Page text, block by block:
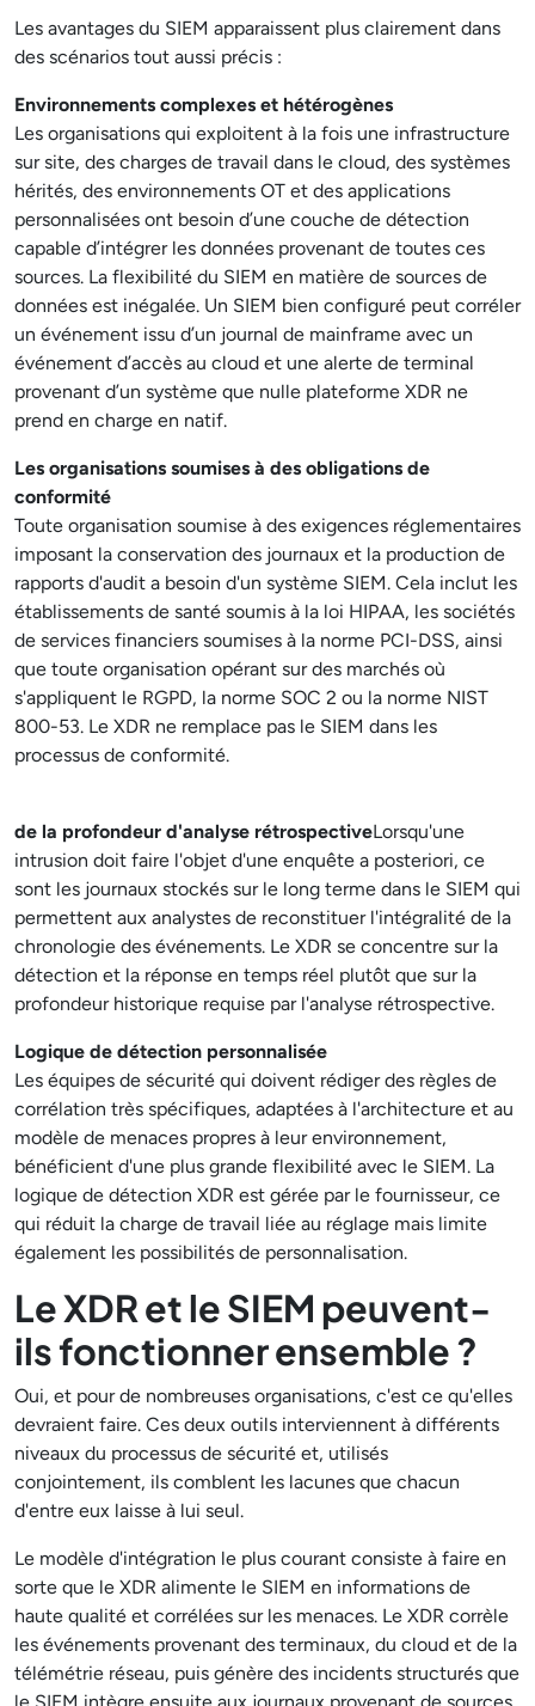
Les avantages du SIEM apparaissent plus clairement dans
des scénarios tout aussi précis :
Environnements complexes et hétérogènes
Les organisations qui exploitent à la fois une infrastructure
sur site, des charges de travail dans le cloud, des systèmes
hérités, des environnements OT et des applications
personnalisées ont besoin d’une couche de détection
capable d’intégrer les données provenant de toutes ces
sources. La flexibilité du SIEM en matière de sources de
données est inégalée. Un SIEM bien configuré peut corréler
un événement issu d’un journal de mainframe avec un
événement d’accès au cloud et une alerte de terminal
provenant d’un système que nulle plateforme XDR ne
prend en charge en natif.
Les organisations soumises à des obligations de
conformité
Toute organisation soumise à des exigences réglementaires
imposant la conservation des journaux et la production de
rapports d'audit a besoin d'un système SIEM. Cela inclut les
établissements de santé soumis à la loi HIPAA, les sociétés
de services financiers soumises à la norme PCI-DSS, ainsi
que toute organisation opérant sur des marchés où
s'appliquent le RGPD, la norme SOC 2 ou la norme NIST
800-53. Le XDR ne remplace pas le SIEM dans les
processus de conformité.
de la profondeur d'analyse rétrospectiveLorsqu'une
intrusion doit faire l'objet d'une enquête a posteriori, ce
sont les journaux stockés sur le long terme dans le SIEM qui
permettent aux analystes de reconstituer l'intégralité de la
chronologie des événements. Le XDR se concentre sur la
détection et la réponse en temps réel plutôt que sur la
profondeur historique requise par l'analyse rétrospective.
Logique de détection personnalisée
Les équipes de sécurité qui doivent rédiger des règles de
corrélation très spécifiques, adaptées à l'architecture et au
modèle de menaces propres à leur environnement,
bénéficient d'une plus grande flexibilité avec le SIEM. La
logique de détection XDR est gérée par le fournisseur, ce
qui réduit la charge de travail liée au réglage mais limite
également les possibilités de personnalisation.
Le XDR et le SIEM peuvent-
ils fonctionner ensemble ?
Oui, et pour de nombreuses organisations, c'est ce qu'elles
devraient faire. Ces deux outils interviennent à différents
niveaux du processus de sécurité et, utilisés
conjointement, ils comblent les lacunes que chacun
d'entre eux laisse à lui seul.
Le modèle d'intégration le plus courant consiste à faire en
sorte que le XDR alimente le SIEM en informations de
haute qualité et corrélées sur les menaces. Le XDR corrèle
les événements provenant des terminaux, du cloud et de la
télémétrie réseau, puis génère des incidents structurés que